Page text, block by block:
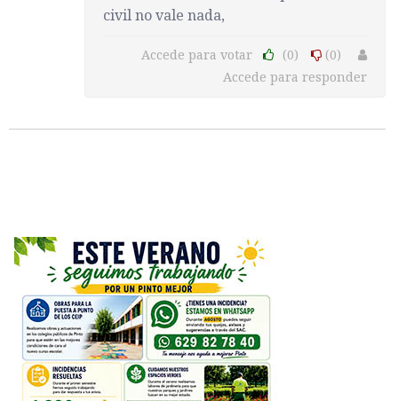
civil no vale nada,
Accede para votar (0)
(0)
Accede para responder